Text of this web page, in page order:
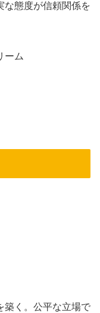
な態度が信頼関係を
ーム
築く。公平な立場で